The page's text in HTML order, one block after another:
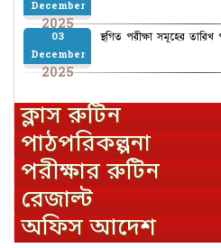
December
2025
03
December
2025
স্থগিত পরীক্ষা সমূহের তারিখ
ক্লাস রুটিন
পাঠপরিকল্পনা
পরীক্ষার রুটিন
রেজাল্ট
অফিস আদেশ